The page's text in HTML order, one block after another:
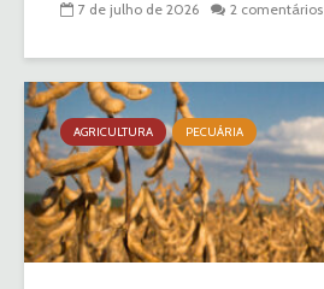
7 de julho de 2026 2 comentários
AGRICULTURA PECUÁRIA